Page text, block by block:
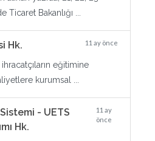
Bakanlığı ...
Hk. 11 ay önce
eğitimine
kurumsal ...
- UETS
Hk.
11 ay
önce